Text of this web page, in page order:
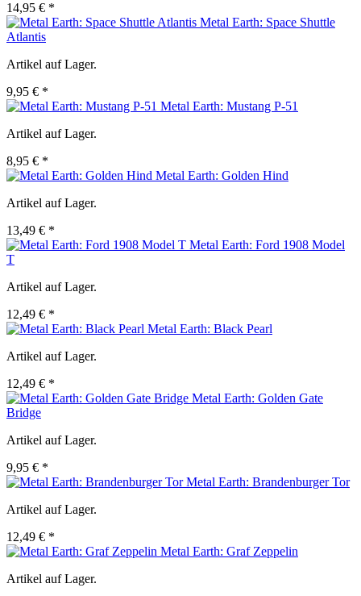
14,95 € *
Metal Earth: Space Shuttle
Atlantis
Artikel auf Lager.
9,95 € *
Metal Earth: Mustang P-51
Artikel auf Lager.
8,95 € *
Metal Earth: Golden Hind
Artikel auf Lager.
13,49 € *
Metal Earth: Ford 1908 Model
T
Artikel auf Lager.
12,49 € *
Metal Earth: Black Pearl
Artikel auf Lager.
12,49 € *
Metal Earth: Golden Gate
Bridge
Artikel auf Lager.
9,95 € *
Metal Earth: Brandenburger Tor
Artikel auf Lager.
12,49 € *
Metal Earth: Graf Zeppelin
Artikel auf Lager.